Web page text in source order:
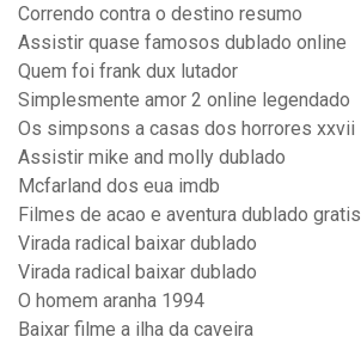
Correndo contra o destino resumo
Assistir quase famosos dublado online
Quem foi frank dux lutador
Simplesmente amor 2 online legendado
Os simpsons a casas dos horrores xxvii
Assistir mike and molly dublado
Mcfarland dos eua imdb
Filmes de acao e aventura dublado gratis
Virada radical baixar dublado
Virada radical baixar dublado
O homem aranha 1994
Baixar filme a ilha da caveira